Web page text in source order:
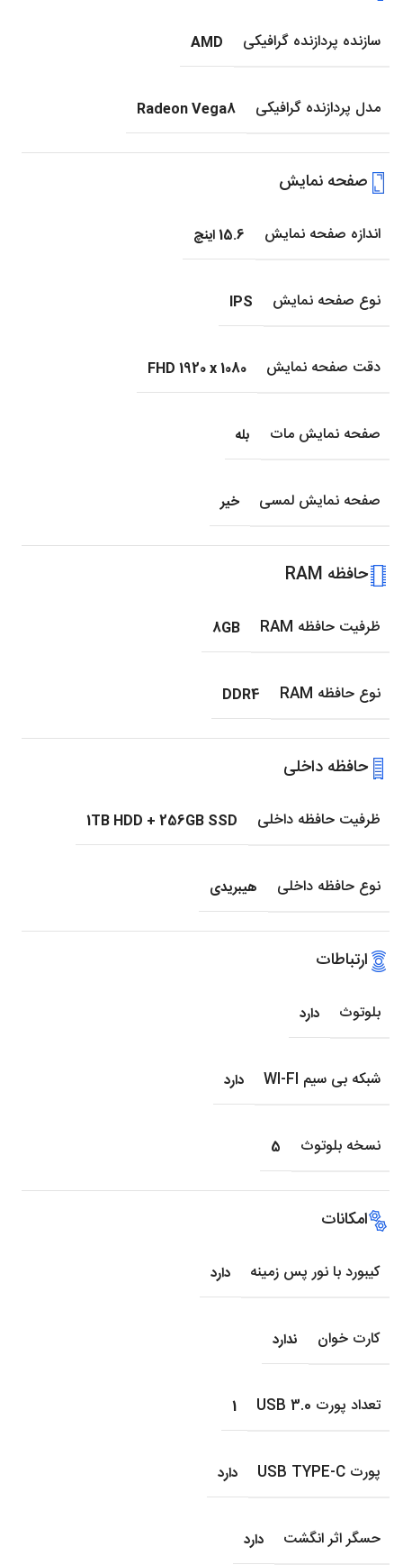
سازنده پردازنده گرافیکی AMD
مدل پردازنده گرافیکی Radeon Vega8
صفحه نمایش
اندازه صفحه نمایش 15.6 اینچ
نوع صفحه نمایش IPS
دقت صفحه نمایش FHD 1920 x 1080
صفحه نمایش مات بله
صفحه نمایش لمسی خیر
حافظه RAM
ظرفیت حافظه RAM 8GB
نوع حافظه RAM DDR4
حافظه داخلی
ظرفیت حافظه داخلی 1TB HDD + 256GB SSD
نوع حافظه داخلی هیبریدی
ارتباطات
بلوتوث دارد
شبکه بی سیم WI-FI دارد
نسخه بلوتوث 5
امکانات
کیبورد با نور پس زمینه دارد
کارت خوان ندارد
تعداد پورت USB 3.0 1
پورت USB TYPE-C دارد
حسگر اثر انگشت دارد